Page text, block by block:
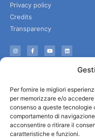
Per fornire le migliori
per memorizzare e/o
consenso a queste tecnologie
comportamento di
acconsentire o ritirare il
caratteristiche e funzioni.
Privacy policy
Credits
Transparency
Useful services
Brochures